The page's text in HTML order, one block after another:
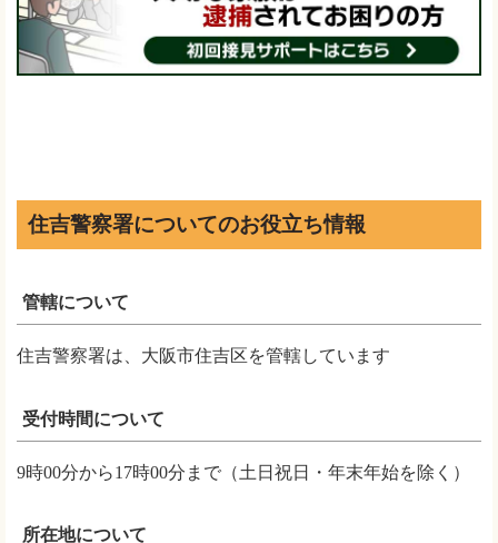
住吉警察署についてのお役立ち情報
管轄について
住吉警察署は、大阪市住吉区を管轄しています
受付時間について
9時00分から17時00分まで（土日祝日・年末年始を除く）
所在地について